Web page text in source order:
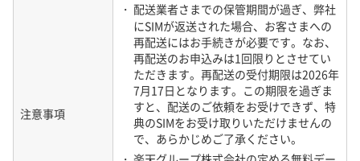
ご契約プランの変更はできません。
信）
ご契約プランに従い、データ通信容量
までご利用いただけます。
・ パートナー回線エリア（海外）の高
速データ容量を超えた場合、パート
ナー回線エリア（海外）の通信速度
が最大128kbpsに制限されます。
注意事項
・ 配送業者さまでの保管期間が過ぎ、弊社
にSIMが返送された場合、お客さまへの
再配送にはお手続きが必要です。なお、
再配送のお申込みは1回限りとさせてい
ただきます。再配送の受付期限は2026年
7月17日となります。この期限を過ぎま
すと、配送のご依頼をお受けできず、特
典のSIMをお受け取りいただけませんの
で、あらかじめご了承ください。